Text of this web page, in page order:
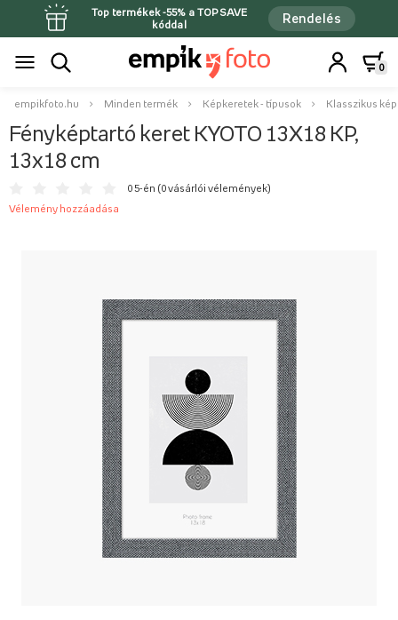
Top termékek -55% a TOPSAVE
kóddal
Rendelés
0
empikfoto.hu Minden termék Képkeretek - típusok Klasszikus
Fényképtartó keret KYOTO 13X18 KP,
13x18 cm
0 5-én (0 vásárlói vélemények)
Vélemény hozzáadása